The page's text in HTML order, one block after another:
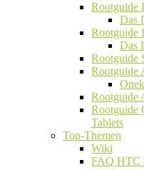
Rootguide
Das
Rootguide
Das
Rootguide
Rootguide
Rootguide
Rootguide
Tablets
Top-Themen
Wiki
FAQ HTC